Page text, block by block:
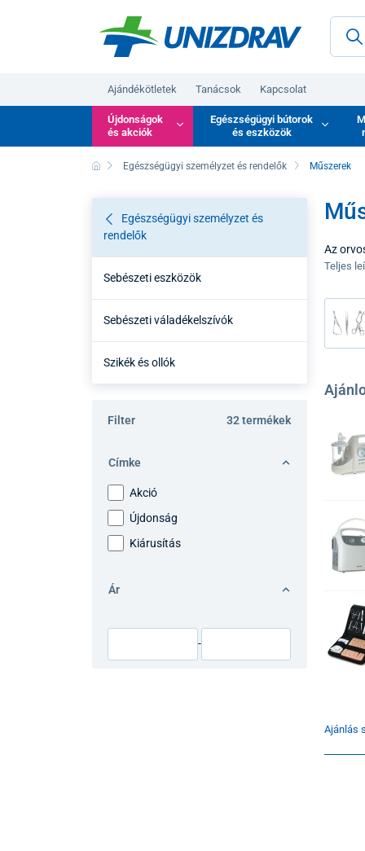
Ajándékötletek Tanácsok Kapcsolat
Újdonságok
és akciók
Egészségügyi bútorok
és eszközök
Egészségügyi személyzet és rendelők Műszerek
Egészségügyi személyzet és
rendelők
Sebészeti eszközök
Sebészeti váladékelszívók
Szikék és ollók
Filter 32 termékek
Címke
Akció
Újdonság
Kiárusítás
Ár
-
Az
alkotja.
Teljes
Ajánlás